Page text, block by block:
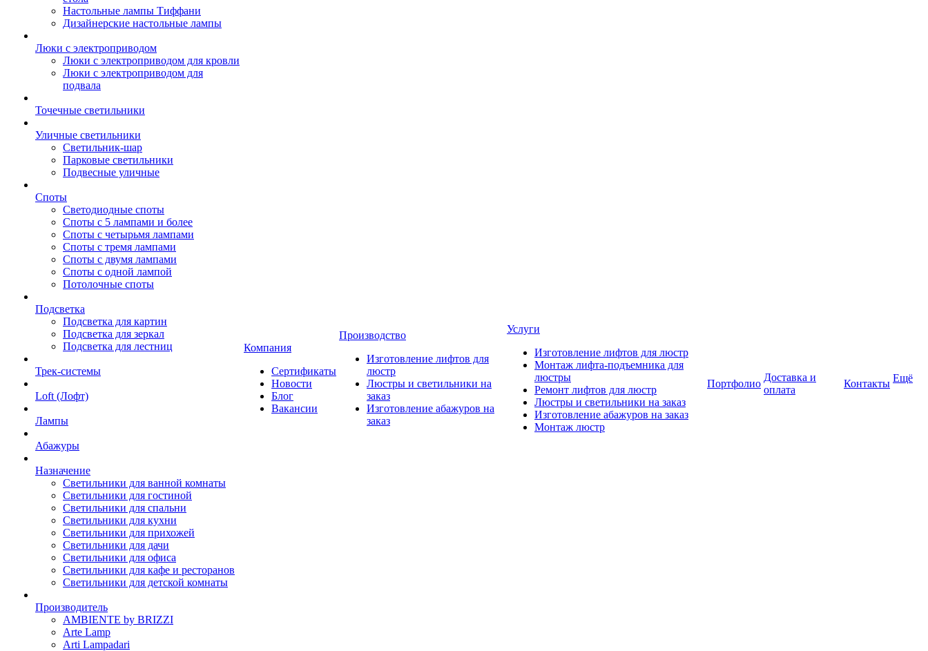
Настольные лампы Тиффани
Дизайнерские настольные лампы
Люки с электроприводом
Люки с электроприводом для кровли
Люки с электроприводом для
подвала
Точечные светильники
Уличные светильники
Светильник-шар
Парковые светильники
Подвесные уличные
Споты
Светодиодные споты
Споты с 5 лампами и более
Споты с четырьмя лампами
Споты с тремя лампами
Споты с двумя лампами
Споты с одной лампой
Потолочные споты
Подсветка
Подсветка для картин
Подсветка для зеркал
Подсветка для лестниц
Трек-системы
Loft (Лофт)
Лампы
Абажуры
Назначение
Светильники для ванной комнаты
Светильники для гостиной
Светильники для спальни
Светильники для кухни
Светильники для прихожей
Светильники для дачи
Светильники для офиса
Светильники для кафе и ресторанов
Светильники для детской комнаты
Производитель
AMBIENTE by BRIZZI
Arte Lamp
Arti Lampadari
Компания
Сертификаты
Новости
Блог
Вакансии
Производство
Изготовление лифтов для
люстр
Люстры и светильники на
заказ
Изготовление абажуров на
заказ
Услуги
Изготовление лифтов для люстр
Монтаж лифта-подъемника для
люстры
Ремонт лифтов для люстр
Люстры и светильники на заказ
Изготовление абажуров на заказ
Монтаж люстр
Портфолио
Доставка и
оплата
Контакты Ещё